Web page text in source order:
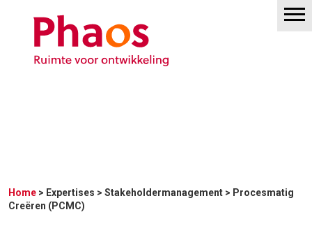
Home > Expertises > Stakeholdermanagement > Procesmatig
Creëren (PCMC)